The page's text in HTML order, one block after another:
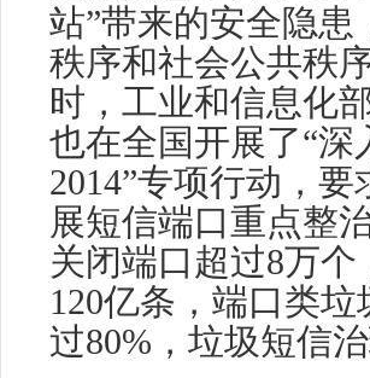
站”带来的安全隐
秩序和社会公共秩
时，工业和信息化
也在全国开展了“深
2014”专项行动，
展短信端口重点整
关闭端口超过8万
120亿条，端口类
过80%，垃圾短信